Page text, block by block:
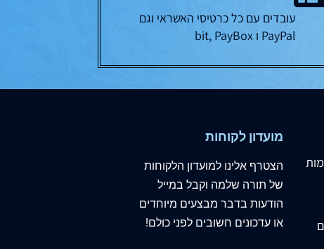
עובדים עם כל כרטיסי האשראי וגם
PayPal ו bit, PayBox
מועדון לקוחות
הצטרף אלינו למועדון הלקוחות
של תורה שלמה וקבל במייל
הודעות בדבר מבצעים מיוחדים
או עדכונים חשובים לפני כולם!